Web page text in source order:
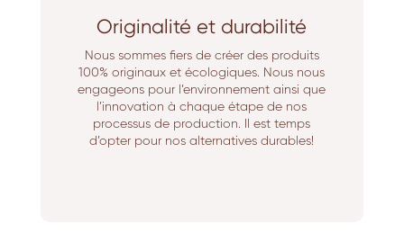
Originalité et durabilité
Nous sommes fiers de créer des produits
100% originaux et écologiques. Nous nous
engageons pour l’environnement ainsi que
l’innovation à chaque étape de nos
processus de production. Il est temps
d’opter pour nos alternatives durables!